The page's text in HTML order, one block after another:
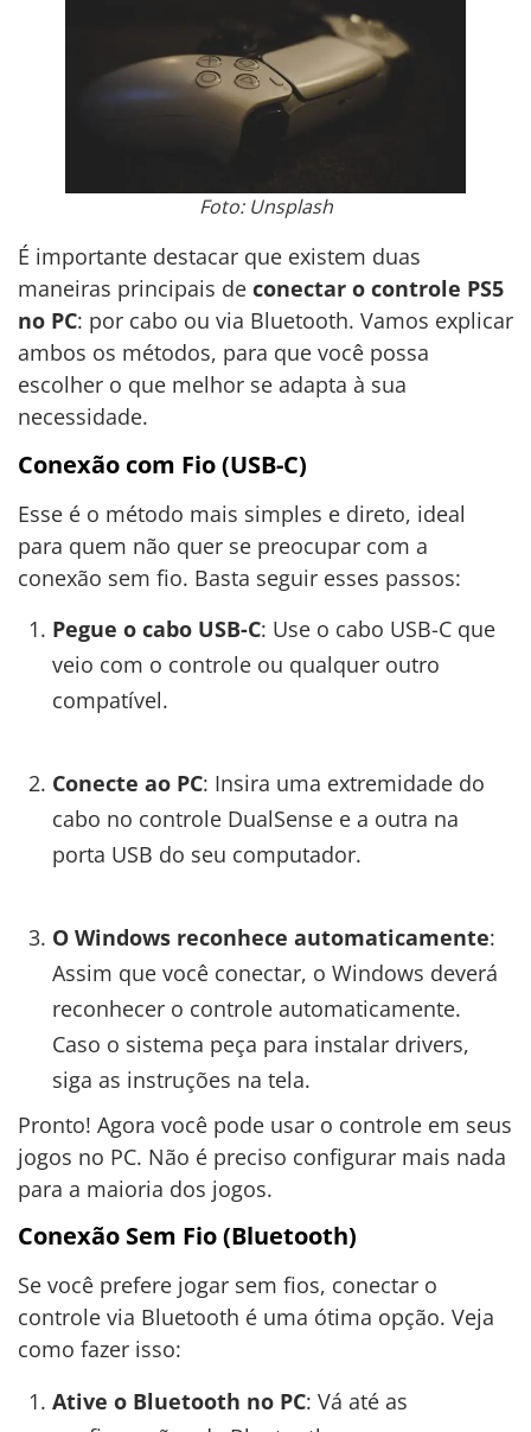
Foto: Unsplash
É importante destacar que existem duas
maneiras principais de conectar o controle PS5
no PC: por cabo ou via Bluetooth. Vamos explicar
ambos os métodos, para que você possa
escolher o que melhor se adapta à sua
necessidade.
Conexão com Fio (USB-C)
Esse é o método mais simples e direto, ideal
para quem não quer se preocupar com a
conexão sem fio. Basta seguir esses passos:
Pegue o cabo USB-C: Use o cabo USB-C que
veio com o controle ou qualquer outro
compatível.
Conecte ao PC: Insira uma extremidade do
cabo no controle DualSense e a outra na
porta USB do seu computador.
O Windows reconhece automaticamente:
Assim que você conectar, o Windows deverá
reconhecer o controle automaticamente.
Caso o sistema peça para instalar drivers,
siga as instruções na tela.
Pronto! Agora você pode usar o controle em seus
jogos no PC. Não é preciso configurar mais nada
para a maioria dos jogos.
Conexão Sem Fio (Bluetooth)
Se você prefere jogar sem fios, conectar o
controle via Bluetooth é uma ótima opção. Veja
como fazer isso:
Ative o Bluetooth no PC: Vá até as